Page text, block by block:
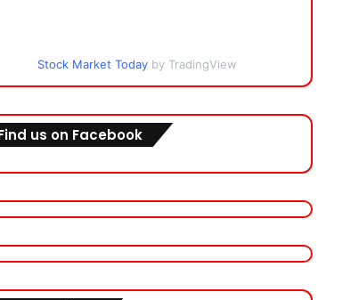
Stock Market Today by TradingView
us on Facebook